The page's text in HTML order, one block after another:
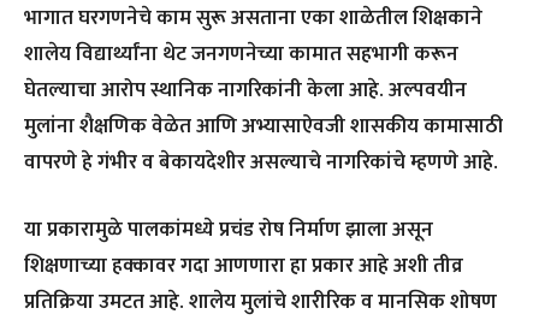
भागात घरगणनेचे काम सुरू असताना एका शाळेतील शिक्षकाने
शालेय विद्यार्थ्यांना थेट जनगणनेच्या कामात सहभागी करून
घेतल्याचा आरोप स्थानिक नागरिकांनी केला आहे. अल्पवयीन
मुलांना शैक्षणिक वेळेत आणि अभ्यासाऐवजी शासकीय कामासाठी
वापरणे हे गंभीर व बेकायदेशीर असल्याचे नागरिकांचे म्हणणे आहे.
या प्रकारामुळे पालकांमध्ये प्रचंड रोष निर्माण झाला असून
शिक्षणाच्या हक्कावर गदा आणणारा हा प्रकार आहे अशी तीव्र
प्रतिक्रिया उमटत आहे. शालेय मुलांचे शारीरिक व मानसिक शोषण